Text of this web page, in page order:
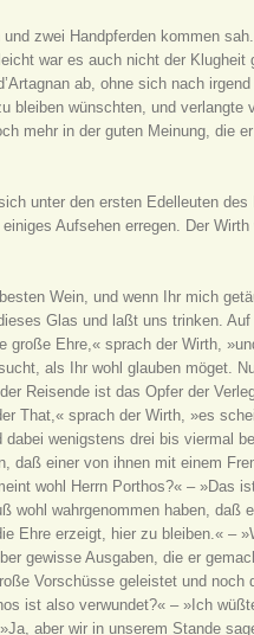
zwei Handpferden kommen
war es auch nicht der
ab, ohne sich nach
wünschten, und
mehr in der guten Meinung, die
unter den ersten Edelleuten
Aufsehen erregen. Der
eine solche Person sei. Obschon ich die Wahrheit des Gesagten vollkommen einsah, glaubte ich dennoch auf meiner Forderung bestehen zu müssen. Aber er gab sich nicht einmal die Mühe, sich mit mir in eine Discussion darüber einzulassen, sondern nahm seine Pistole, legte sie auf seinen Nachttisch und erklärte, daß er beim ersten Wort, welches man über ein Ausziehen nach einem andern Gasthof oder im Innern des Hauses zu ihm zu sprechen sich erfreche, demjenigen die Hirnschale zerschmettern werde, der so unklug wäre, sich in eine Angelegenheit zu mischen, die ihn nichts anginge. Seit dieser Zeit, gnädiger Herr, betritt außer seinem Bedienten Niemand mehr sein Zimmer.« – »Mousqueton ist also hier?« – »Ja, gnädiger Herr. Fünf Tage nach seiner Abreise ist er in sehr übler Laune zurückgekehrt. Es scheint, es sei ihm auch eine Unannehmlichkeit auf seiner Reise widerfahren. Leider ist er noch flinker als sein Herr und kehrt für diesen das Unterste zu oberst; da er glaubt, man könnte ihm verweigern, was er fordert, so nimmt er Alles, was er braucht, ohne zu fordern.« – »Ich habe bei Mousqueton allerdings stets eine ungewöhnliche Ergebenheit und Geisteskraft wahrgenommen,« erwiederte d’Artagnan. – »Das ist möglich, gnädiger Herr; aber setzt den Fall, ich komme nur viermal im Jahre mit einer solchen Ergebenheit und Geisteskraft in Berührung, so bin ich ein zu Grunde gerichteter Mann.« – »Nein, denn Porthos wird Euch bezahlen.« – »Hm,« murmelte der Wirth mit zweifelhaftem Tone. –»Er ist der Günstling einer vornehmen Dame, die ihn wegen einer Bagatelle, die er Euch schuldig ist, nicht im Stich lassen wird.« – »Wenn ich es wagte, Euch zu sagen, was ich hierüber denke …« – »Was denkt Ihr hierüber?« – »Ich dürfte sogar sagen: was